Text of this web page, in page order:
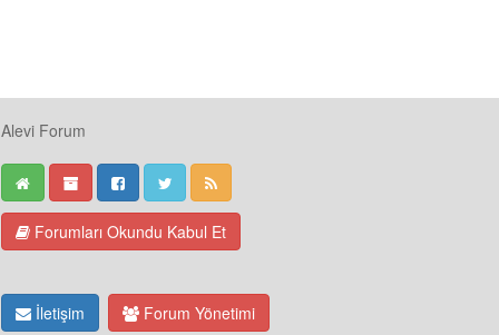
Alevi Forum
Forumları Okundu Kabul Et
İletişim Forum Yönetimi